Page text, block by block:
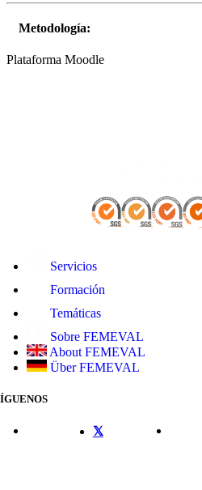
Metodología:
Plataforma Moodle
Servicios
Formación
Temáticas
Sobre FEMEVAL
About FEMEVAL
Über FEMEVAL